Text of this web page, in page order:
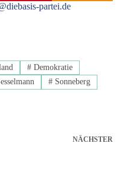
partei.de
#Demokratie
# Sonneberg
NÄCHSTER